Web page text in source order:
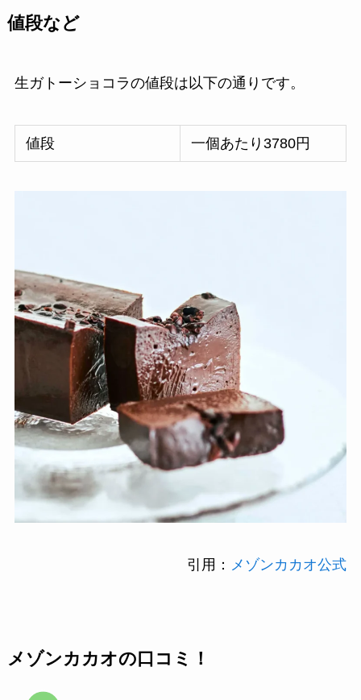
値段など
生ガトーショコラの値段は以下の通りです。
値段 一個あたり3780円
引用： メゾンカカオ公式
メゾンカカオの口コミ！